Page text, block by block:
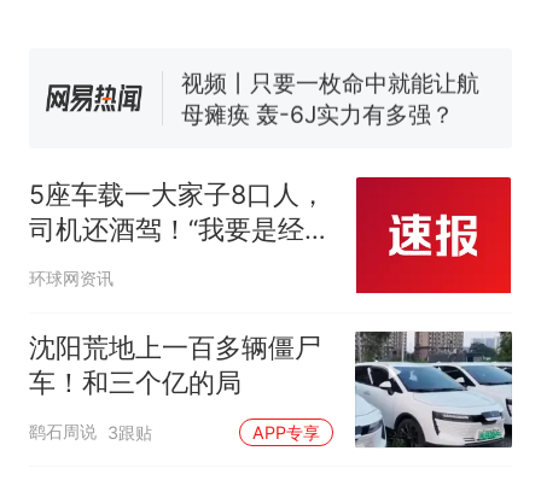
了……
视频丨只要一枚命中就能让航
母瘫痪 轰-6J实力有多强？
电力部门回应
佛山一中学招聘物理教师，笔
试前13名均遭淘汰？教育局：
5座车载一大家子8口人，
司机还酒驾！“我要是经常
喝酒，就知道喝酒不能开
环球网资讯
沈阳荒地上一百多辆僵尸
车！和三个亿的局
鹞石周说 3跟贴 APP专享